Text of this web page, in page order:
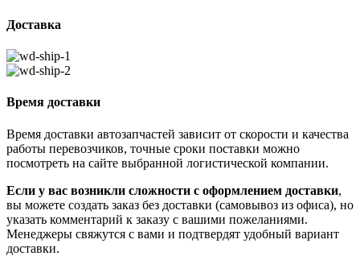
Доставка
Время доставки
Время доставки автозапчастей зависит от скорости и качества
работы перевозчиков, точные сроки поставки можно
посмотреть на сайте выбранной логистической компании.
Если у вас возникли сложности с оформлением доставки,
вы можете создать заказ без доставки (самовывоз из офиса), но
указать комментарий к заказу с вашими пожеланиями.
Менеджеры свяжутся с вами и подтвердят удобный вариант
доставки.